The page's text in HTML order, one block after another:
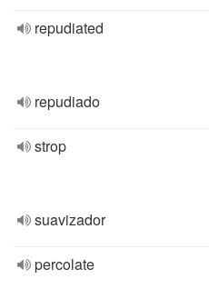
repudiated
repudiado
strop
suavizador
percolate